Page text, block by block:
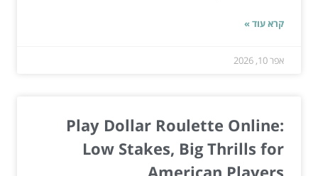
קרא עוד »
אפר 10, 2026
Play Dollar Roulette Online:
Low Stakes, Big Thrills for